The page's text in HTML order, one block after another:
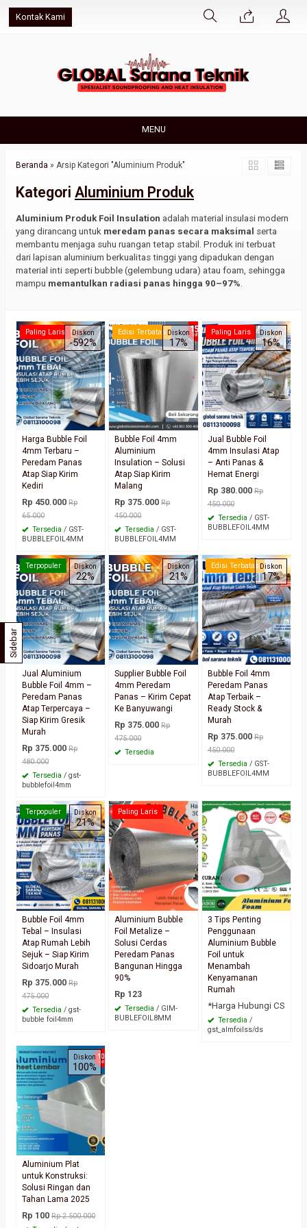
Kontak Kami
MENU
Beranda » Arsip Kategori "Aluminium Produk"
Kategori Aluminium Produk
Aluminium Produk Foil Insulation adalah material insulasi modern
yang dirancang untuk meredam panas secara maksimal serta
membantu menjaga suhu ruangan tetap stabil. Produk ini terbuat
dari lapisan aluminium berkualitas tinggi yang dipadukan dengan
material inti seperti bubble (gelembung udara) atau foam, sehingga
mampu memantulkan radiasi panas hingga 90–97%.
Paling Laris Diskon
-592%
Harga Bubble Foil
4mm Terbaru –
Peredam Panas
Atap Siap Kirim
Kediri
Rp 450.000 Rp
65.000
Tersedia / GST-
BUBBLEFOIL4MM
Edisi Terbatas Diskon
17%
Bubble Foil 4mm
Aluminium
Insulation – Solusi
Atap Siap Kirim
Malang
Rp 375.000 Rp
450.000
Tersedia / GST-
BUBBLEFOIL4MM
Paling Laris Diskon
16%
Jual Bubble Foil
4mm Insulasi Atap
– Anti Panas &
Hemat Energi
Rp 380.000 Rp
450.000
Tersedia / GST-
BUBBLEFOIL4MM
Terpopuler Diskon
22%
Jual Aluminium
Bubble Foil 4mm –
Peredam Panas
Atap Terpercaya –
Siap Kirim Gresik
Murah
Rp 375.000 Rp
480.000
Tersedia / gst-
bubblefoil4mm
Diskon
21%
Supplier Bubble Foil
4mm Peredam
Panas – Kirim Cepat
Ke Banyuwangi
Rp 375.000 Rp
475.000
Tersedia
Edisi Terbatas Diskon
17%
Bubble Foil 4mm
Peredam Panas
Atap Terbaik –
Ready Stock &
Murah
Rp 375.000 Rp
450.000
Tersedia / GST-
BUBBLEFOIL4MM
Terpopuler Diskon
21%
Bubble Foil 4mm
Tebal – Insulasi
Atap Rumah Lebih
Sejuk – Siap Kirim
Sidoarjo Murah
Rp 375.000 Rp
475.000
Tersedia / gst-
bubble foil4mm
Paling Laris
Aluminium Bubble
Foil Metalize –
Solusi Cerdas
Peredam Panas
Bangunan Hingga
90%
Rp 123
Tersedia / GIM-
BUBLEFOIL8MM
3 Tips Penting
Penggunaan
Aluminium Bubble
Foil untuk
Menambah
Kenyamanan
Rumah
*Harga Hubungi CS
Tersedia /
gst_almfoilss/ds
Diskon
100%
Aluminium Plat
untuk Konstruksi:
Solusi Ringan dan
Tahan Lama 2025
Rp 100 Rp 2.500.000
Sidebar